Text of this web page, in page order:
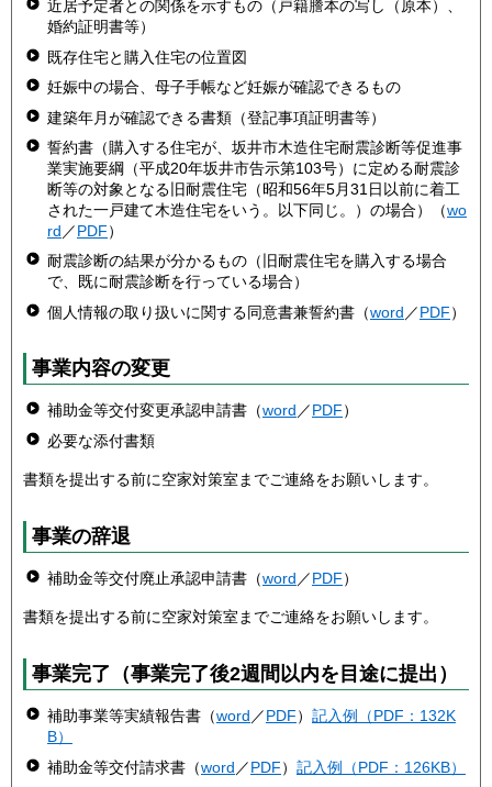
近居予定者との関係を示すもの（戸籍謄本の写し（原本）、
婚約証明書等）
既存住宅と購入住宅の位置図
妊娠中の場合、母子手帳など妊娠が確認できるもの
建築年月が確認できる書類（登記事項証明書等）
誓約書（購入する住宅が、坂井市木造住宅耐震診断等促進事
業実施要綱（平成20年坂井市告示第103号）に定める耐震診
断等の対象となる旧耐震住宅（昭和56年5月31日以前に着工
された一戸建て木造住宅をいう。以下同じ。）の場合）（wo
rd ／PDF）
耐震診断の結果が分かるもの（旧耐震住宅を購入する場合
で、既に耐震診断を行っている場合）
個人情報の取り扱いに関する同意書兼誓約書（word ／PDF）
事業内容の変更
補助金等交付変更承認申請書（word ／PDF）
必要な添付書類
書類を提出する前に空家対策室までご連絡をお願いします。
事業の辞退
補助金等交付廃止承認申請書（word ／PDF）
書類を提出する前に空家対策室までご連絡をお願いします。
事業完了（事業完了後2週間以内を目途に提出）
補助事業等実績報告書（word／PDF） 記入例（PDF：132K
B）
補助金等交付請求書（word ／PDF） 記入例（PDF：126KB）